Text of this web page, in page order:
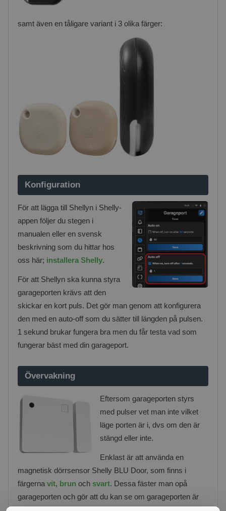
samt även en tåligare variant i 3 olika färger:
Konfiguration
För att lägga till Shellyn i Shelly-
appen följer du stegen i
manualen eller en svensk
beskrivning som du hittar hos
oss här; installera Shelly.
För att Shellyn ska kunna styra
garageporten krävs att den
skickar en kort puls. Det gör man genom att konfigurera
den med en auto-off som du sätter till längden på pulsen.
1 sekund brukar fungera bra men du får testa vad som
fungerar bäst med din garageport.
Övervakning
Eftersom garageporten styrs
med pulser vet man inte vilket
läge porten är i, dvs om den är
stängd eller inte.
Enklast är att använda en
magnetisk dörrsensor Shelly BLU Door, som finns i
färgerna vit, brun och svart. Dessa fäster man opå
garageporten och gör att du kan se om garageporten är